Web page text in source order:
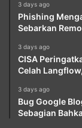
3 days ago
Phishing
Sebarkan
3 days ago
CISA
Celah
3 days ago
Bug Google
Sebagian